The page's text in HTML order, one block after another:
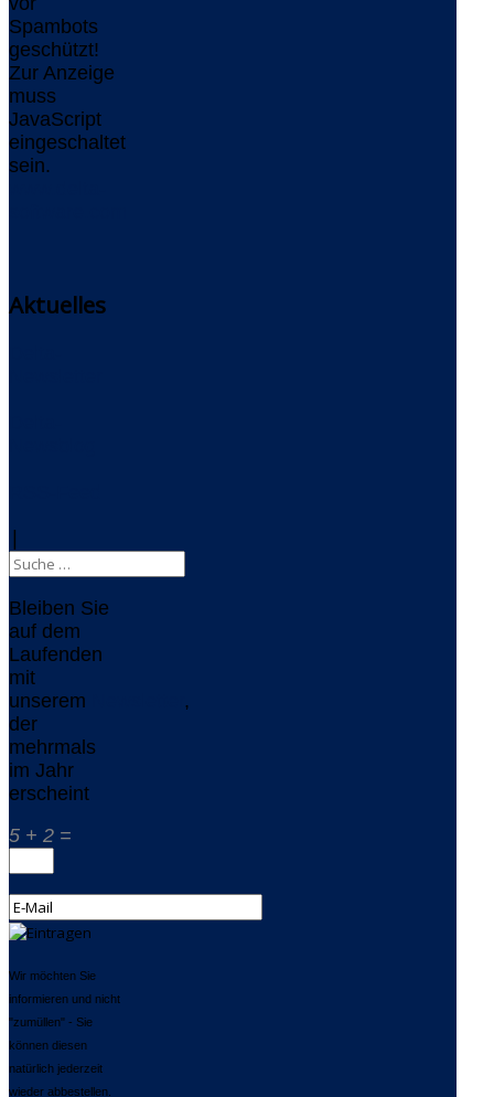
Spambots
geschützt!
Zur Anzeige
muss
JavaScript
eingeschaltet
sein.
Aktuelles
|
Bleiben Sie
auf dem
Laufenden
mit
unserem
,
der
mehrmals
im Jahr
erscheint
5 + 2 =
Wir möchten Sie
informieren und nicht
"zumüllen" - Sie
können diesen
natürlich jederzeit
wieder abbestellen.